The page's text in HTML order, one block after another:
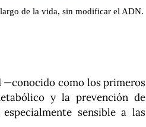
de la vida, sin modificar el ADN.
—conocido como los primeros
y la prevención de
sensible a las